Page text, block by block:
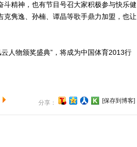
精神，也有节目号召大家积极参与快乐健
隽逸、孙楠、谭晶等歌手鼎力加盟，也让
物颁奖盛典”，将成为中国体育2013行
分享： [保存到博客]